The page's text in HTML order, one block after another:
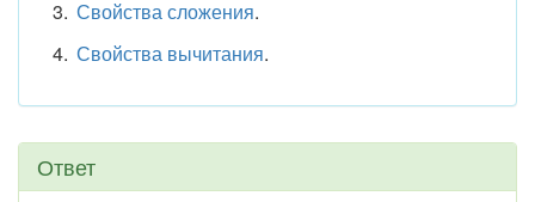
Свойства сложения.
Свойства вычитания.
Ответ